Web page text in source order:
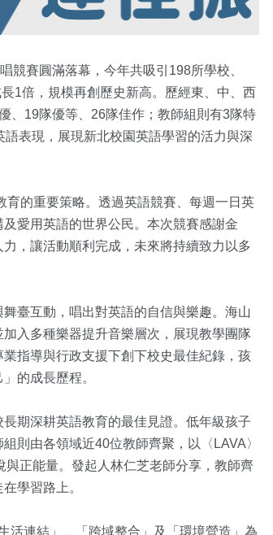
競賽圓滿落幕，今年共吸引198所學校、
1倍，規模再創歷史新高。歷經東、中、西
、19隊優等、26隊佳作；教師組則有3隊特
表現，展現新北校園英語學習的活力與深
的重要策略。透過英語競賽、每週一日英
愛用英語的世界公民。本次競賽感謝金
，讓活動順利完成，未來將持續致力以多
臺互動，唱出對英語的自信與樂趣。海山
入多種樂器提升音樂層次，展現教學團隊
指導與行政支援下創下校史最佳紀錄，孩
的成長歷程。
期深耕英語教育的最佳見證。低年級孩子
則由各領域近40位教師齊聚，以〈LAVA〉
正能量。發起人林仁芝老師分享，教師齊
學習路上。
連結」、「跨域整合」及「環境營造」為
23+ 15+ 2189
3+
福建林公信俗文
化專區
20+
2024總統大選
463